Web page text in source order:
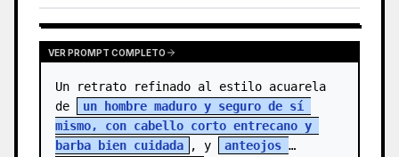
VER PROMPT COMPLETO
Un retrato refinado al estilo acuarela
de
un hombre maduro y seguro de sí
mismo, con cabello corto entrecano y
barba bien cuidada
, y
anteojos